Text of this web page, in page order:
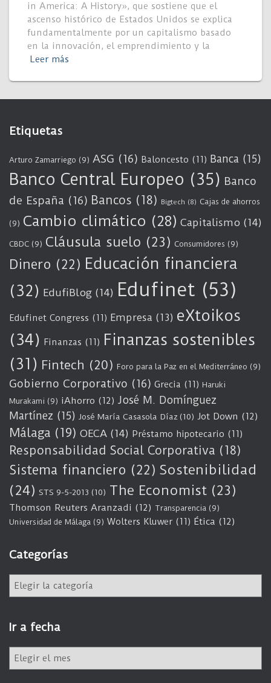
in America: A History», que sostiene que el
ascenso histórico de Estados Unidos se explica
fundamentalmente por un capitalismo basado
en la innovación, el emprendimiento y la
Leer más
Etiquetas
Arturo Zamarriego (9) ASG (16) Baloncesto (11) Banca (15)
Banco Central Europeo (35) Banco
de España (16) Bancos (18) Bigtech (8) Cajas de ahorros
(9) Cambio climático (28) Capitalismo (14)
CBDC (9) Cláusula suelo (23) Consumidores (9)
Dinero (22) Educación financiera
(32) EdufiBlog (14) Edufinet (53)
Edufinet Congress (11) Empresa (13) eXtoikos
(34) Finanzas (11) Finanzas sostenibles
(31) Fintech (20) Foro para la Paz en el Mediterráneo (9)
Gobierno Corporativo (16) Grecia (11) Haruki
Murakami (9) iAhorro (12) José M. Domínguez
Martínez (15) José María Casasola Díaz(10) Jot Down (12)
Málaga (19) OECA (14) Préstamo hipotecario (11)
Responsabilidad Social Corporativa (18)
Sistema financiero (22) Sostenibilidad
(24) STS 9-5-2013 (10) The Economist (23)
Thomson Reuters Aranzadi (12) Transparencia (9)
Universidad de Málaga (9) Wolters Kluwer (11) Ética (12)
Categorías
e
g
o
Ir a fecha